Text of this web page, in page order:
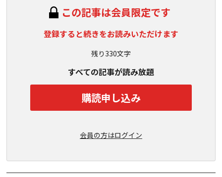
この記事は会員限定です
登録すると続きをお読みいただけます
残り330文字
すべての記事が読み放題
購読申し込み
会員の方はログイン